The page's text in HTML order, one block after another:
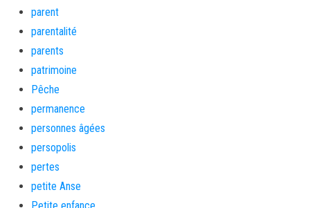
parent
parentalité
parents
patrimoine
Pêche
permanence
personnes âgées
persopolis
pertes
petite Anse